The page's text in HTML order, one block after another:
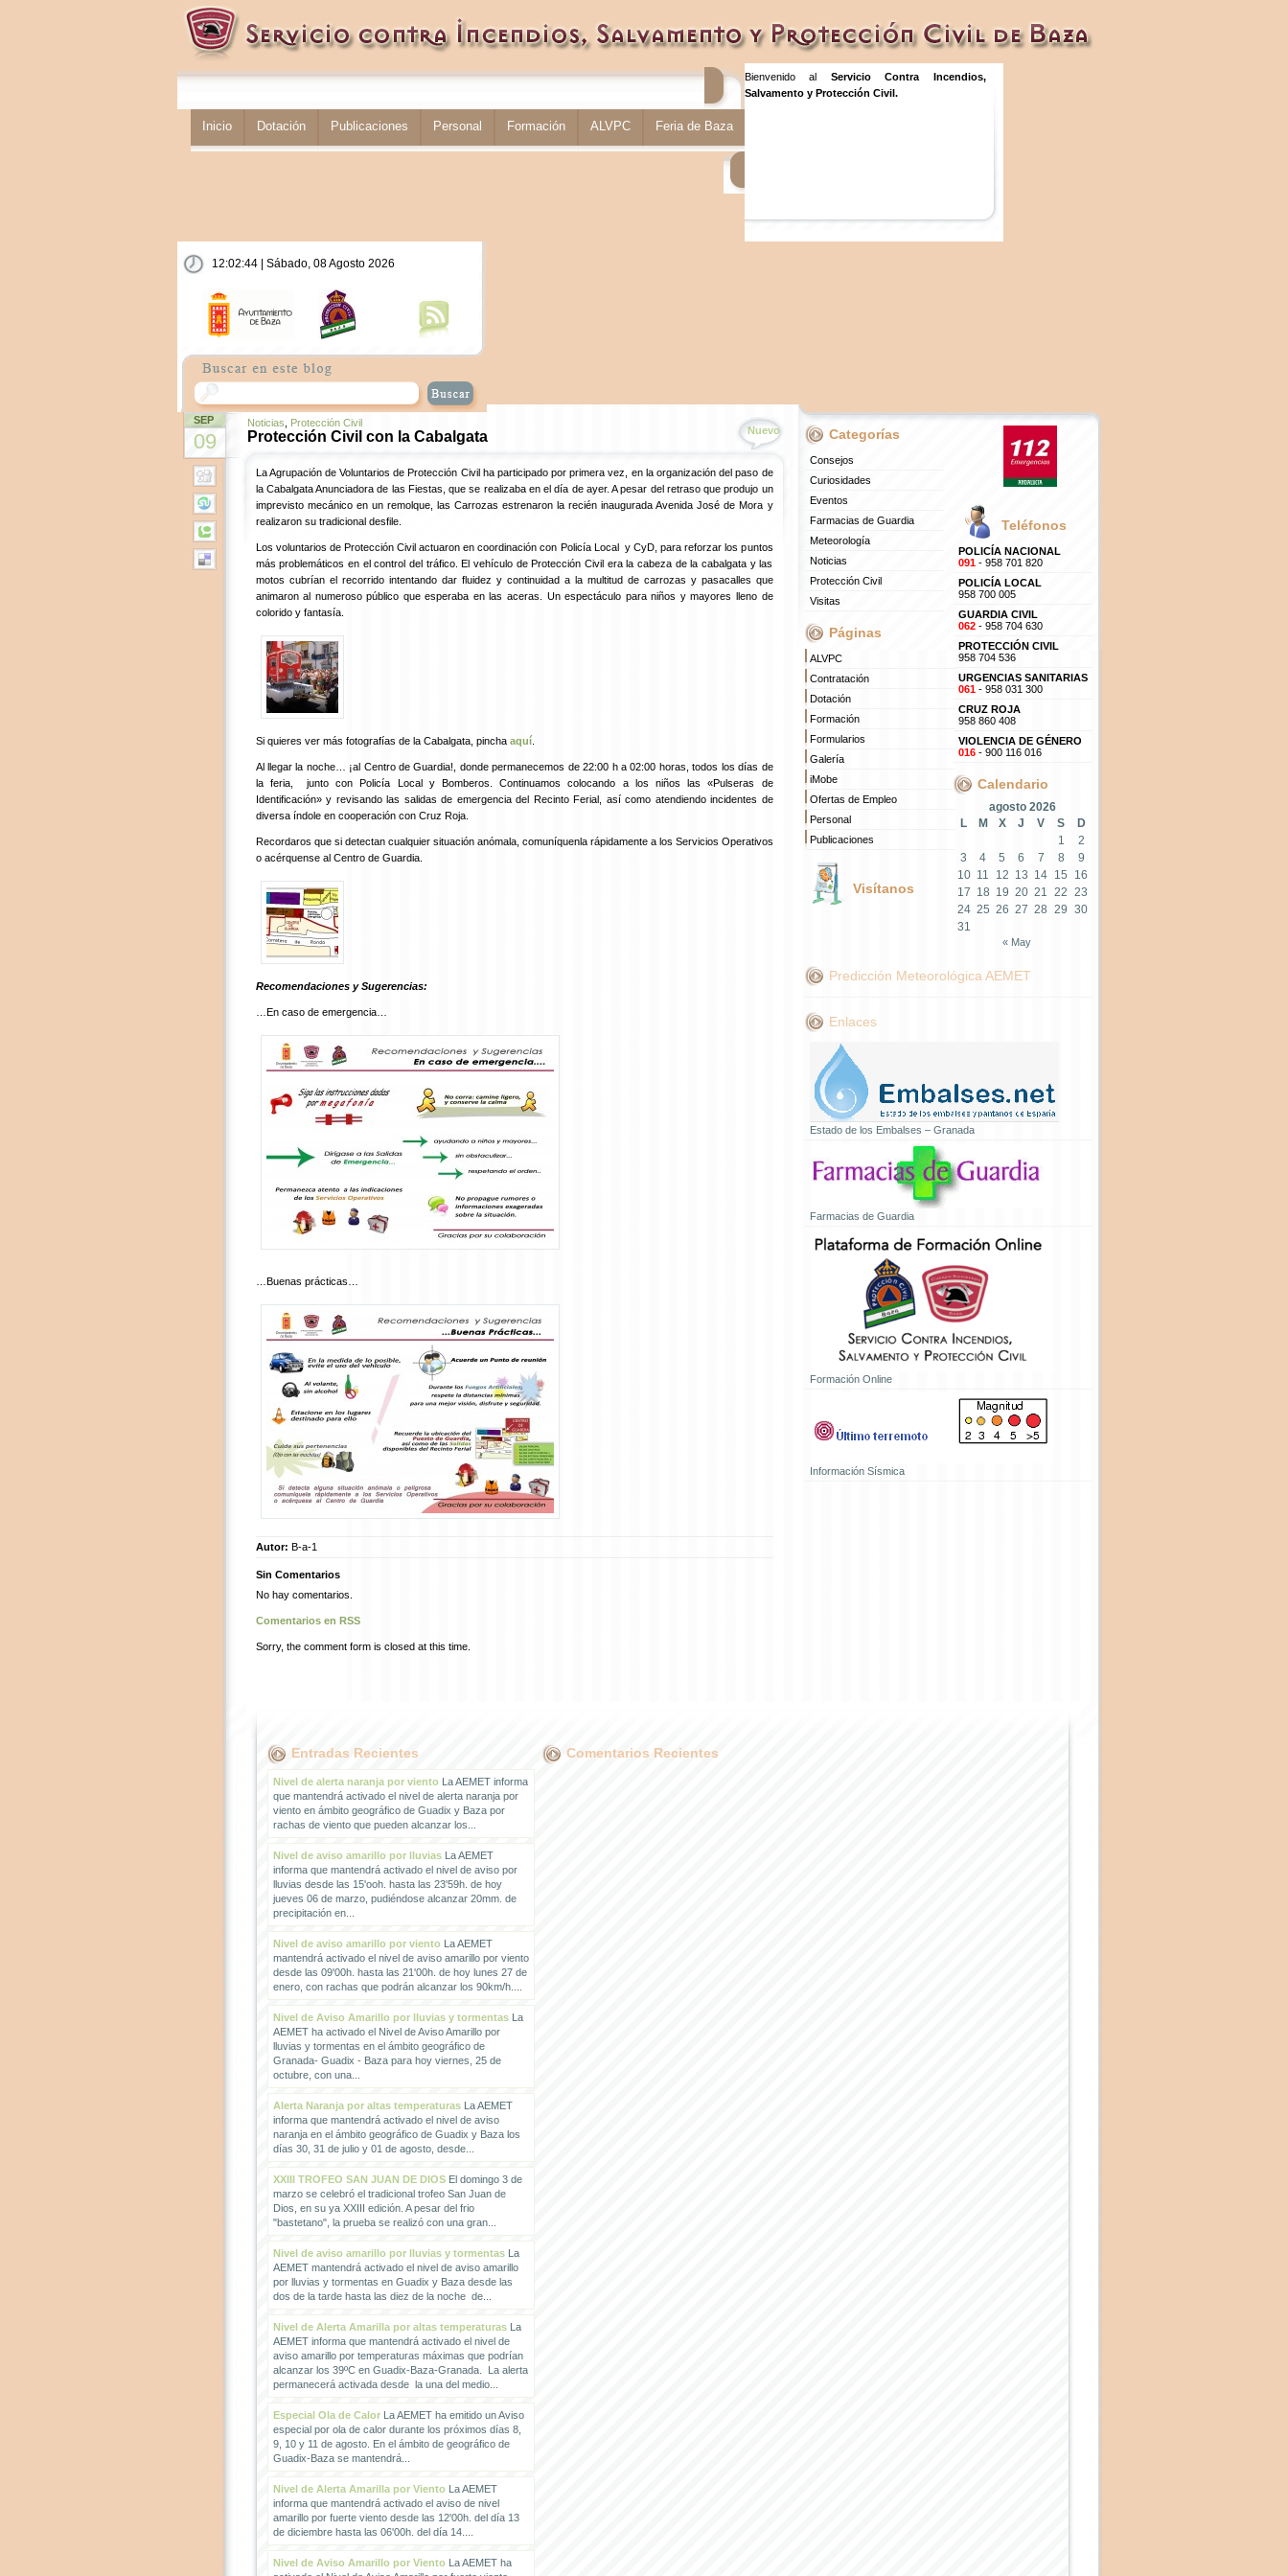
Inicio Dotación Publicaciones Personal Formación ALVPC Feria de Baza
Bienvenido al Servicio Contra Incendios,
Salvamento y Protección Civil.
12:02:45 | Sábado, 08 Agosto 2026
SEP
09
Noticias Protección Civil
Protección Civil con la Cabalgata Nuevo
La Agrupación de Voluntarios de Protección Civil ha participado por primera vez, en la organización del paso de
la Cabalgata Anunciadora de las Fiestas, que se realizaba en el día de ayer. A pesar del retraso que produjo un
imprevisto mecánico en un remolque, las Carrozas estrenaron la recién inaugurada Avenida José de Mora y
realizaron su tradicional desfile.
Los voluntarios de Protección Civil actuaron en coordinación con Policía Local y CyD, para reforzar los puntos
más problemáticos en el control del tráfico. El vehículo de Protección Civil era la cabeza de la cabalgata y las
motos cubrían el recorrido intentando dar fluidez y continuidad a la multitud de carrozas y pasacalles que
animaron al numeroso público que esperaba en las aceras. Un espectáculo para niños y mayores lleno de
colorido y fantasía.
Si quieres ver más fotografías de la Cabalgata, pincha aquí.
Al llegar la noche… ¡al Centro de Guardia!, donde permanecemos de 22:00 h a 02:00 horas, todos los días de
la feria, junto con Policía Local y Bomberos. Continuamos colocando a los niños las «Pulseras de
Identificación» y revisando las salidas de emergencia del Recinto Ferial, así como atendiendo incidentes de
diversa índole en cooperación con Cruz Roja.
Recordaros que si detectan cualquier situación anómala, comuníquenla rápidamente a los Servicios Operativos
o acérquense al Centro de Guardia.
Recomendaciones y Sugerencias:
…En caso de emergencia…
…Buenas prácticas…
Autor: B-a-1
Sin Comentarios
No hay comentarios.
Comentarios en RSS
Sorry, the comment form is closed at this time.
Categorías
Consejos
Curiosidades
Eventos
Farmacias de Guardia
Meteorología
Noticias
Protección Civil
Visitas
Páginas
ALVPC
Contratación
Dotación
Formación
Formularios
Galería
iMobe
Ofertas de Empleo
Personal
Publicaciones
Visítanos
Teléfonos
POLICÍA NACIONAL
091- 958 701 820
POLICÍA LOCAL
958 700 005
GUARDIA CIVIL
062- 958 704 630
PROTECCIÓN CIVIL
958 704 536
URGENCIAS SANITARIAS
061- 958 031 300
CRUZ ROJA
958 860 408
VIOLENCIA DE GÉNERO
016- 900 116 016
Calendario
agosto 2026
L
M X J V S
D
1
2
3
4 5 6 7 8
9
10 11 12 13 14 15
16
17 18 19 20 21 22 23
24 25 26 27 28 29 30
31
« May
Predicción Meteorológica AEMET
Enlaces
Estado de los Embalses – Granada
Farmacias de Guardia
Formación Online
Información Sísmica
Entradas Recientes
Nivel de alerta naranja por vientoLa AEMET informa
que mantendrá activado el nivel de alerta naranja por
viento en ámbito geográfico de Guadix y Baza por
rachas de viento que pueden alcanzar los...
Nivel de aviso amarillo por lluviasLa AEMET
informa que mantendrá activado el nivel de aviso por
lluvias desde las 15'ooh. hasta las 23'59h. de hoy
jueves 06 de marzo, pudiéndose alcanzar 20mm. de
precipitación en...
Nivel de aviso amarillo por vientoLa AEMET
mantendrá activado el nivel de aviso amarillo por viento
desde las 09'00h. hasta las 21'00h. de hoy lunes 27 de
enero, con rachas que podrán alcanzar los 90km/h....
Nivel de Aviso Amarillo por lluvias y tormentasLa
AEMET ha activado el Nivel de Aviso Amarillo por
lluvias y tormentas en el ámbito geográfico de
Granada- Guadix - Baza para hoy viernes, 25 de
octubre, con una...
Alerta Naranja por altas temperaturasLa AEMET
informa que mantendrá activado el nivel de aviso
naranja en el ámbito geográfico de Guadix y Baza los
días 30, 31 de julio y 01 de agosto, desde...
XXIII TROFEO SAN JUAN DE DIOSEl domingo 3 de
marzo se celebró el tradicional trofeo San Juan de
Dios, en su ya XXIII edición. A pesar del frio
"bastetano", la prueba se realizó con una gran...
Nivel de aviso amarillo por lluvias y tormentasLa
AEMET mantendrá activado el nivel de aviso amarillo
por lluvias y tormentas en Guadix y Baza desde las
dos de la tarde hasta las diez de la noche de...
Nivel de Alerta Amarilla por altas temperaturasLa
AEMET informa que mantendrá activado el nivel de
aviso amarillo por temperaturas máximas que podrían
alcanzar los 39ºC en Guadix-Baza-Granada. La alerta
permanecerá activada desde la una del medio...
Especial Ola de CalorLa AEMET ha emitido un Aviso
especial por ola de calor durante los próximos días 8,
9, 10 y 11 de agosto. En el ámbito de geográfico de
Guadix-Baza se mantendrá...
Nivel de Alerta Amarilla por VientoLa AEMET
informa que mantendrá activado el aviso de nivel
amarillo por fuerte viento desde las 12'00h. del día 13
de diciembre hasta las 06'00h. del día 14....
Nivel de Aviso Amarillo por VientoLa AEMET ha
Comentarios Recientes